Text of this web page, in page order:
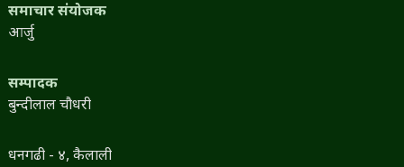
समाचार संयोजक
आर्जु
सम्पादक
बुन्दीलाल चौधरी
धनगढी - ४, कैलाली